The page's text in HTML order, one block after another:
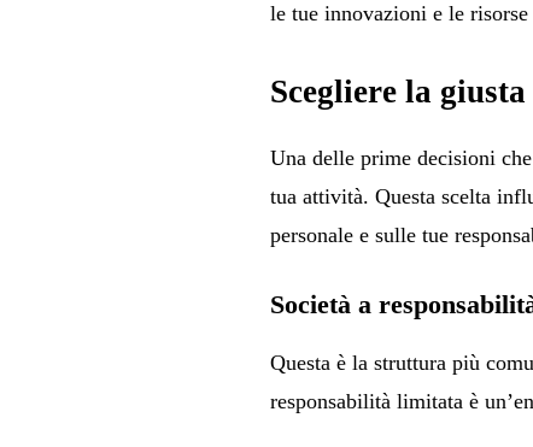
le tue innovazioni e le
Scegliere la
Una delle prime decisioni
tua attività. Questa scelta
personale e sulle tue
Società a
Questa è la struttura più
responsabilità limitata è